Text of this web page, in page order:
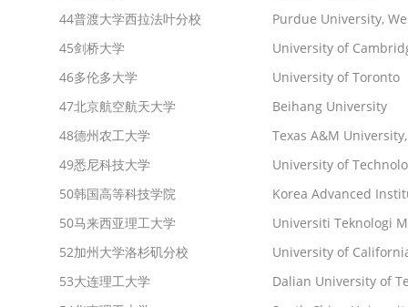
44普渡大学西拉法叶分校
Purdue University,
45剑桥大学
University of
46多伦多大学
University of Toronto
47北京航空航天大学
Beihang University
48德州农工大学
Texas A&M
49悉尼科技大学
University of
50韩国高等科技学院
Korea Advanced
50马来西亚理工大学
Universiti Teknologi
52加州大学洛杉矶分校
University of
53大连理工大学
Dalian University of